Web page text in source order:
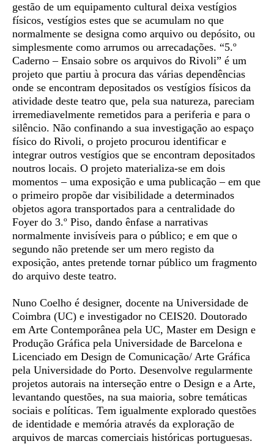
gestão de um equipamento cultural deixa vestígios
físicos, vestígios estes que se acumulam no que
normalmente se designa como arquivo ou depósito, ou
simplesmente como arrumos ou arrecadações. “5.º
Caderno – Ensaio sobre os arquivos do Rivoli” é um
projeto que partiu à procura das várias dependências
onde se encontram depositados os vestígios físicos da
atividade deste teatro que, pela sua natureza, pareciam
irremediavelmente remetidos para a periferia e para o
silêncio. Não confinando a sua investigação ao espaço
físico do Rivoli, o projeto procurou identificar e
integrar outros vestígios que se encontram depositados
noutros locais. O projeto materializa-se em dois
momentos – uma exposição e uma publicação – em que
o primeiro propõe dar visibilidade a determinados
objetos agora transportados para a centralidade do
Foyer do 3.º Piso, dando ênfase a narrativas
normalmente invisíveis para o público; e em que o
segundo não pretende ser um mero registo da
exposição, antes pretende tornar público um fragmento
do arquivo deste teatro.
Nuno Coelho é designer, docente na Universidade de
Coimbra (UC) e investigador no CEIS20. Doutorado
em Arte Contemporânea pela UC, Master em Design e
Produção Gráfica pela Universidade de Barcelona e
Licenciado em Design de Comunicação/ Arte Gráfica
pela Universidade do Porto. Desenvolve regularmente
projetos autorais na interseção entre o Design e a Arte,
levantando questões, na sua maioria, sobre temáticas
sociais e políticas. Tem igualmente explorado questões
de identidade e memória através da exploração de
arquivos de marcas comerciais históricas portuguesas.